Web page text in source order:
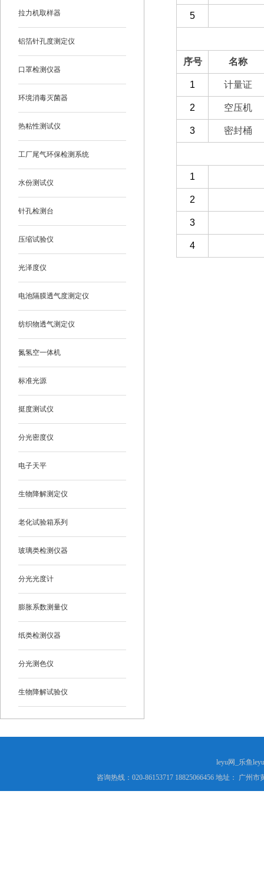
质
拉力机取样器
铝箔针孔度测定仪
口罩检测仪器
环境消毒灭菌器
热粘性测试仪
工厂尾气环保检测系统
水份测试仪
针孔检测台
压缩试验仪
光泽度仪
电池隔膜透气度测定仪
纺织物透气测定仪
氮氢空一体机
标准光源
挺度测试仪
分光密度仪
电子天平
生物降解测定仪
老化试验箱系列
玻璃类检测仪器
分光光度计
膨胀系数测量仪
纸类检测仪器
分光测色仪
生物降解试验仪
5
序号 名称
1 计量证
2 空压机
3 密封桶
1
2
3
4
leyu网_乐鱼
咨询热线：020-86153717 18825066456 地址： 广州